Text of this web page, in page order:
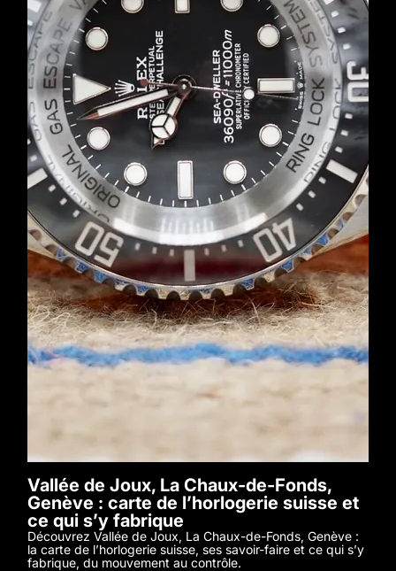
Vallée de Joux, La Chaux-de-Fonds,
Genève : carte de l’horlogerie suisse et
ce qui s’y fabrique
Découvrez Vallée de Joux, La Chaux-de-Fonds, Genève :
la carte de l’horlogerie suisse, ses savoir-faire et ce qui s’y
fabrique, du mouvement au contrôle.